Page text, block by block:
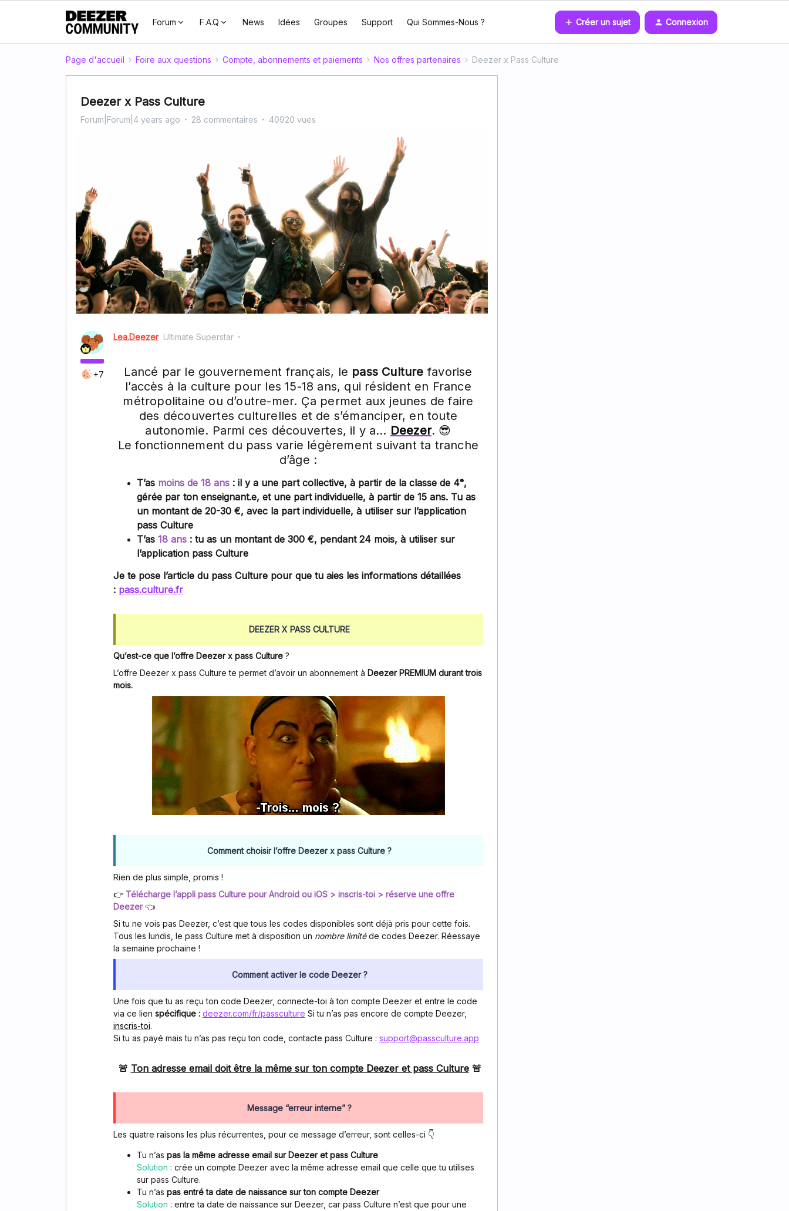
Forum F.A.Q News Idées Groupes Support Qui Sommes-Nous ? Créer un sujet Connexion
Page d'accueil Foire aux questions Compte, abonnements et paiements Nos offres partenaires Deezer x Pass Culture
Deezer x Pass Culture
Forum|Forum|4 years ago 28 commentaires 40920 vues
+7
Lea.Deezer Ultimate Superstar
Lancé par le gouvernement français, le pass Culturefavorise
l’accès à la culture pour les 15-18 ans, qui résident en France
métropolitaine ou d’outre-mer. Ça permet aux jeunes de faire
des découvertes culturelles et de s’émanciper, en toute
autonomie. Parmi ces découvertes, il y a… Deezer. 😎
Le fonctionnement du pass varie légèrement suivant ta tranche
d’âge :
T’as moins de 18 ans : il y a une part collective, à partir de la classe de 4ᵉ,
gérée par ton enseignant.e, et une part individuelle, à partir de 15 ans. Tu as
un montant de 20-30 €, avec la part individuelle, à utiliser sur l’application
pass Culture
T’as 18 ans : tu as un montant de 300 €, pendant 24 mois, à utiliser sur
l’application pass Culture
Je te pose l’article du pass Culture pour que tu aies les informations détaillées
: pass.culture.fr
DEEZER X PASS CULTURE
Qu’est-ce que l’offre Deezer x pass Culture ?
L’offre Deezer x pass Culture te permet d’avoir un abonnement à Deezer PREMIUM durant trois
mois.
Comment choisir l’offre Deezer x pass Culture ?
Rien de plus simple, promis !
👉 Télécharge l’appli pass Culture pour Android ou iOS > inscris-toi > réserve une offre
Deezer 👈
Si tu ne vois pas Deezer, c’est que tous les codes disponibles sont déjà pris pour cette fois.
Tous les lundis, le pass Culture met à disposition un nombre limitéde codes Deezer. Réessaye
la semaine prochaine !
Comment activer le code Deezer ?
Une fois que tu as reçu ton code Deezer, connecte-toi à ton compte Deezer et entre le code
via ce lien spécifique : deezer.com/fr/passculture Si tu n’as pas encore de compte Deezer,
inscris-toi.
Si tu as payé mais tu n’as pas reçu ton code, contacte pass Culture : support@passculture.app
🚨 Ton adresse email doit être la même sur ton compte Deezer et pass Culture🚨
Message “erreur interne” ?
Les quatre raisons les plus récurrentes, pour ce message d’erreur, sont celles-ci 👇
Tu n’as pas la même adresse email sur Deezer et pass Culture
Solution : crée un compte Deezer avec la même adresse email que celle que tu utilises
sur pass Culture.
Tu n’as pas entré ta date de naissance sur ton compte Deezer
Solution : entre ta date de naissance sur Deezer, car pass Culture n’est que pour une